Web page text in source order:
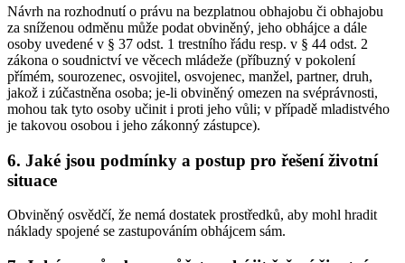
Návrh na rozhodnutí o právu na bezplatnou obhajobu či obhajobu
za sníženou odměnu může podat obviněný, jeho obhájce a dále
osoby uvedené v § 37 odst. 1 trestního řádu resp. v § 44 odst. 2
zákona o soudnictví ve věcech mládeže (příbuzný v pokolení
přímém, sourozenec, osvojitel, osvojenec, manžel, partner, druh,
jakož i zúčastněna osoba; je-li obviněný omezen na svéprávnosti,
mohou tak tyto osoby učinit i proti jeho vůli; v případě mladistvého
je takovou osobou i jeho zákonný zástupce).
6. Jaké jsou podmínky a postup pro řešení životní
situace
Obviněný osvědčí, že nemá dostatek prostředků, aby mohl hradit
náklady spojené se zastupováním obhájcem sám.